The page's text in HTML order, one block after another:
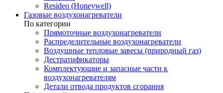
Resideo (Honeywell)
Газовые воздухонагреватели
По категории
Прямоточные воздухонагреватели
Распределительные воздухонагреватели
Воздушные тепловые завесы (природный газ)
Дестратификаторы
Комплектующие и запасные части к
воздухонагревателям
Детали отвода продуктов сгорания